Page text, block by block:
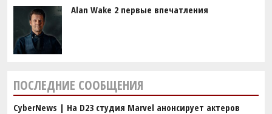
Alan Wake 2 первые впечатления
ПОСЛЕДНИЕ СООБЩЕНИЯ
CyberNews | На D23 студия Marvel анонсирует актеров